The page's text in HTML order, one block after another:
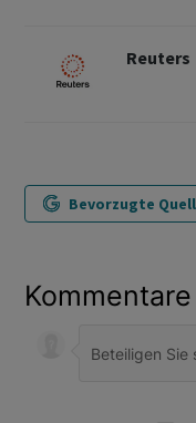
Reuters
Bevorzugte
Kommentare